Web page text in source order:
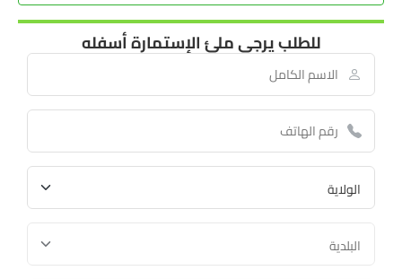
للطلب يرجى ملئ الإستمارة أسفله